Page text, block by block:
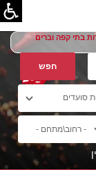
בתי קפה וברים